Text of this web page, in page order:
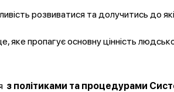
розвиватися та долучитись до
пропагує основну цінність
з політиками та процедурами